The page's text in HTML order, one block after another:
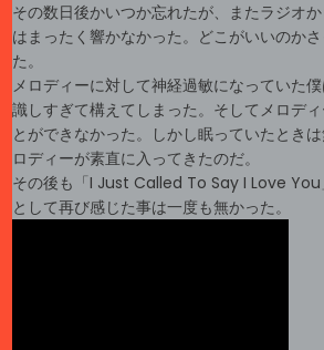
その数日後かいつか忘れたが、またラジオ
はまったく響かなかった。どこがいいのか
た。
メロディーに対して神経過敏になっていた
識しすぎて構えてしまった。そしてメロデ
とができなかった。しかし眠っていたとき
ロディーが素直に入ってきたのだ。
その後も「I Just Called To Say I Love You
として再び感じた事は一度も無かった。